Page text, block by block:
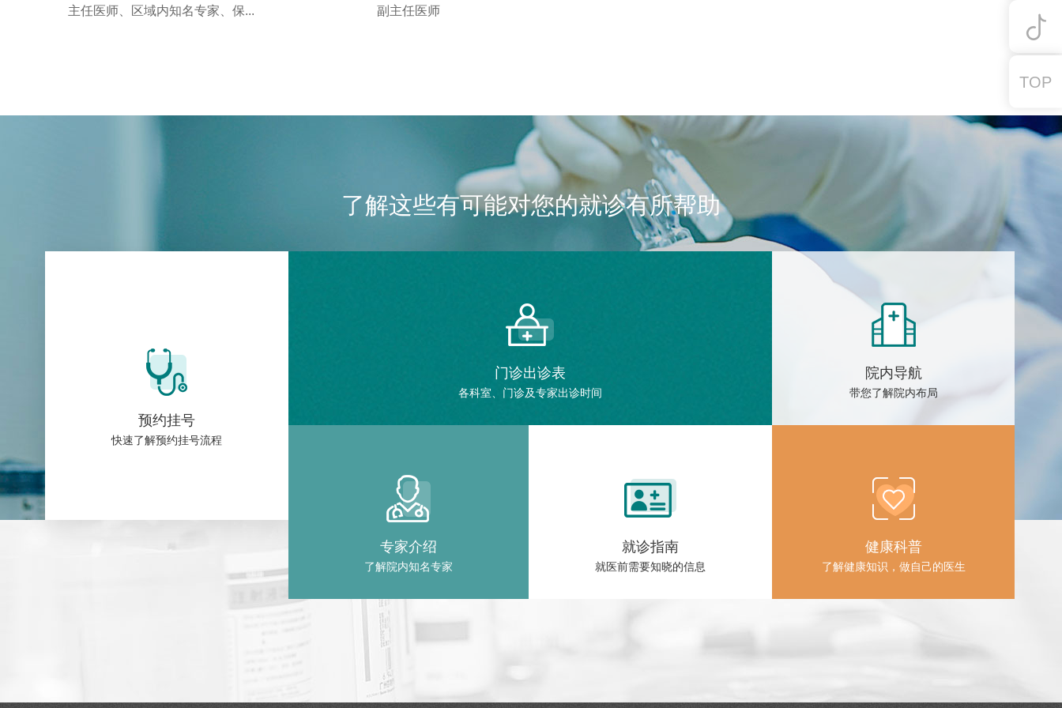
TOP
主任医师、区域内知名专家、保... 副主任医师
了解这些有可能对您的就诊有所帮助
预约挂号
快速了解预约挂号流程
门诊出诊表
各科室、门诊及专家出诊时间
院内导航
带您了解院内布局
专家介绍
了解院内知名专家
就诊指南
就医前需要知晓的信息
健康科普
了解健康知识，做自己的医生